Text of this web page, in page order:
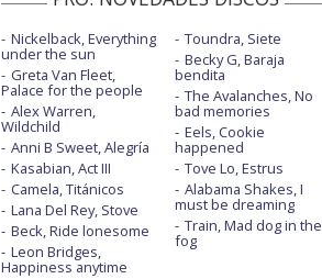
Nickelback, Everything
under the sun
Greta Van Fleet,
Palace for the people
Alex Warren,
Wildchild
Anni B Sweet, Alegría
Kasabian, Act III
Camela, Titánicos
Lana Del Rey, Stove
Beck, Ride lonesome
Leon Bridges,
Happiness anytime
Toundra, Siete
Becky G, Baraja
bendita
The Avalanches, No
bad memories
Eels, Cookie
happened
Tove Lo, Estrus
Alabama Shakes, I
must be dreaming
Train, Mad dog in the
fog